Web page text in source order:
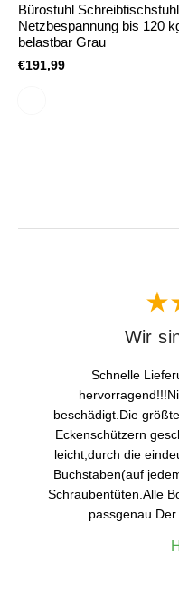
Bürostuhl
Netzbespannung bis 120
belastbar Grau
€191,99
Wir
Schnelle
beschädigt.Die
Eckenschützern
leicht,durch die
Buchstaben(auf
Schraubentüten.Alle